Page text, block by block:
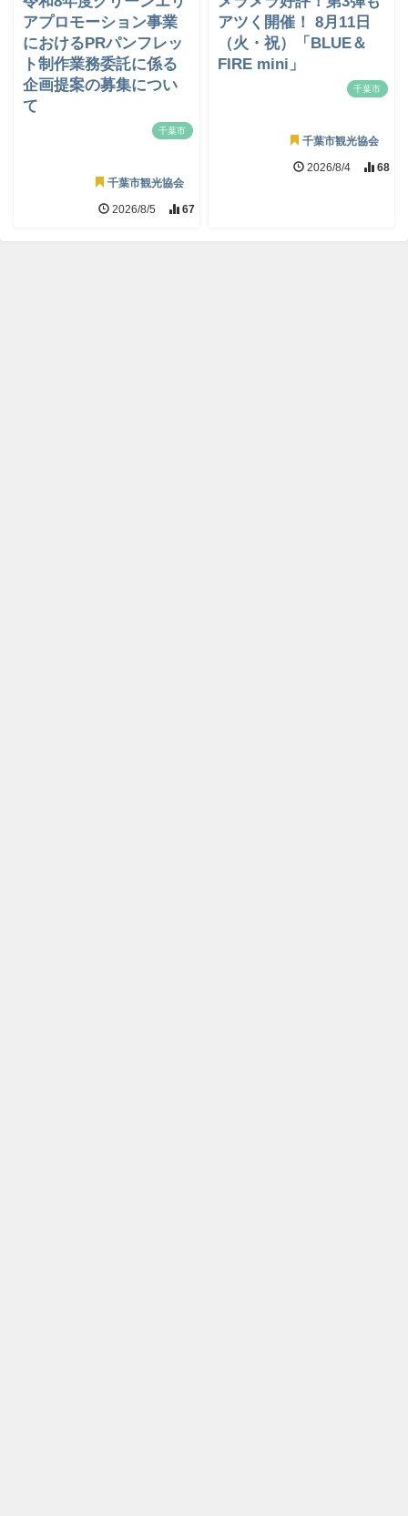
アプロモーション事業
におけるPRパンフレッ
ト制作業務委託に係る
企画提案の募集につい
て
千葉市
千葉市観光協会
2026/8/5 67
アツく開催！ 8月11日
（火・祝）「BLUE＆
FIRE mini」
千葉市
千葉市観光協会
2026/8/4 68